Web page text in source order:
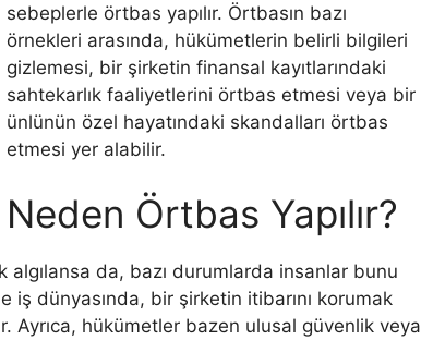
sebeplerle örtbas yapılır. Örtbasın bazı
örnekleri arasında, hükümetlerin belirli bilgileri
gizlemesi, bir şirketin finansal kayıtlarındaki
sahtekarlık faaliyetlerini örtbas etmesi veya bir
ünlünün özel hayatındaki skandalları örtbas
etmesi yer alabilir.
Neden Örtbas Yapılır?
da, bazı durumlarda insanlar bunu
iş dünyasında, bir şirketin itibarını korumak
Ayrıca, hükümetler bazen ulusal güvenlik veya